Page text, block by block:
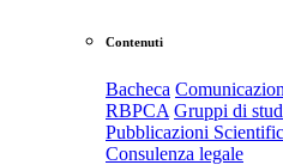
Contenuti
Bacheca
RBPCA Gruppi di
Pubblicazioni
Consulenza legale